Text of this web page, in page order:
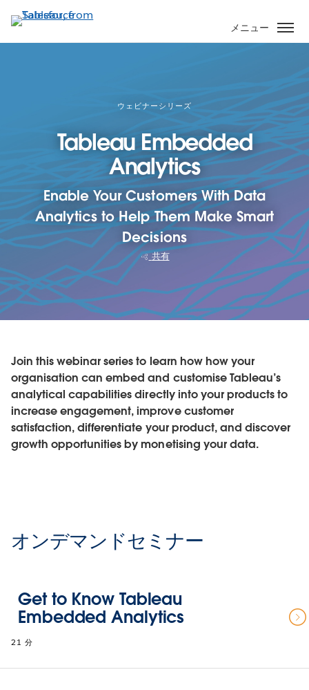
イ
ン
メニュー
ウェビナーシリーズ
Tableau Embedded
Analytics
Enable Your Customers With Data
Analytics to Help Them Make Smart
Decisions
共有
Join this webinar series to learn how how your
organisation can embed and customise Tableau’s
analytical capabilities directly into your products to
increase engagement, improve customer
satisfaction, differentiate your product, and discover
growth opportunities by monetising your data.
オンデマンドセミナー
Get to Know Tableau
Embedded Analytics
21 分